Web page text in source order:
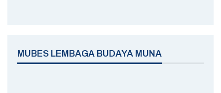
MUBES LEMBAGA BUDAYA MUNA